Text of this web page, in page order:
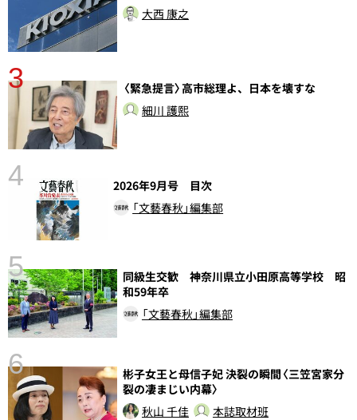
大西 康之
3
〈緊急提言〉高市総理よ、日本を壊すな
細川 護熙
4
2026年9月号 目次
「文藝春秋」編集部
5
同級生交歓 神奈川県立小田原高等学校 昭
和59年卒
「文藝春秋」編集部
6
彬子女王と母信子妃 決裂の瞬間〈三笠宮家分
裂の凄まじい内幕〉
秋山 千佳
本誌取材班